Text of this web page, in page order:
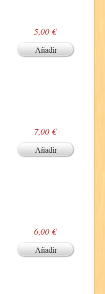
5,00 €
Añadir
7,00 €
Añadir
6,00 €
Añadir